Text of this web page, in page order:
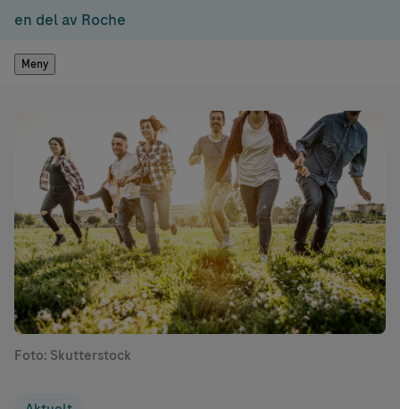
en del av Roche
Meny
Foto: Skutterstock